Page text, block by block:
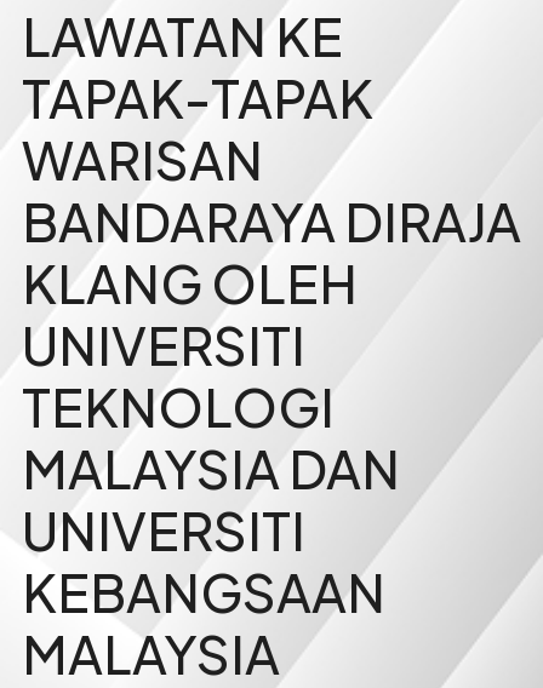
LAWATAN KE
TAPAK-TAPAK
WARISAN
BANDARAYA DIRAJA
KLANG OLEH
UNIVERSITI
TEKNOLOGI
MALAYSIA DAN
UNIVERSITI
KEBANGSAAN
MALAYSIA